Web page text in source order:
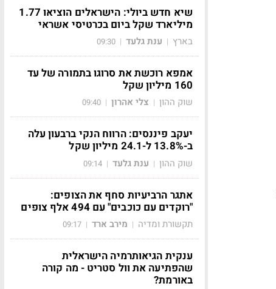
שיא חדש ביולי: הישראלים הוציאו 1.77
מיליארד שקל ביום בכרטיסי אשראי
בארץ | ענת גלעד |
09:30
אמפא רוכשת את סרוגו בתמורה של עד
160 מיליון שקל
שוק ההון | צלי אהרון |
09:40
יעקב פיננסים: הרווח הנקי ברבעון עלה
ב-13.8% ל-24.1 מיליון שקל
שוק ההון | ענת גלעד |
09:14
אתגר הרביעיות סחף את הצופים:
"רוקדים עם כוכבים" עם 494 אלף צופים
תקשורת ומדיה | מירב ארד |
09:17
ענקית הגיאותרמיה הישראלית
שהפתיעה את וול סטריט - מה קורה
באורמת?